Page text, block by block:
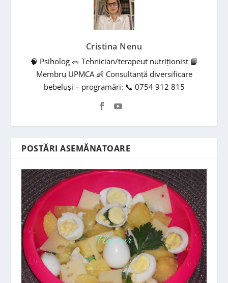
Cristina Nenu
🧠 Psiholog 🥗 Tehnician/terapeut nutriționist 📘
Membru UPMCA 👶 Consultanță diversificare
bebeluși – programări: 📞 0754 912 815
POSTĂRI ASEMĂNATOARE